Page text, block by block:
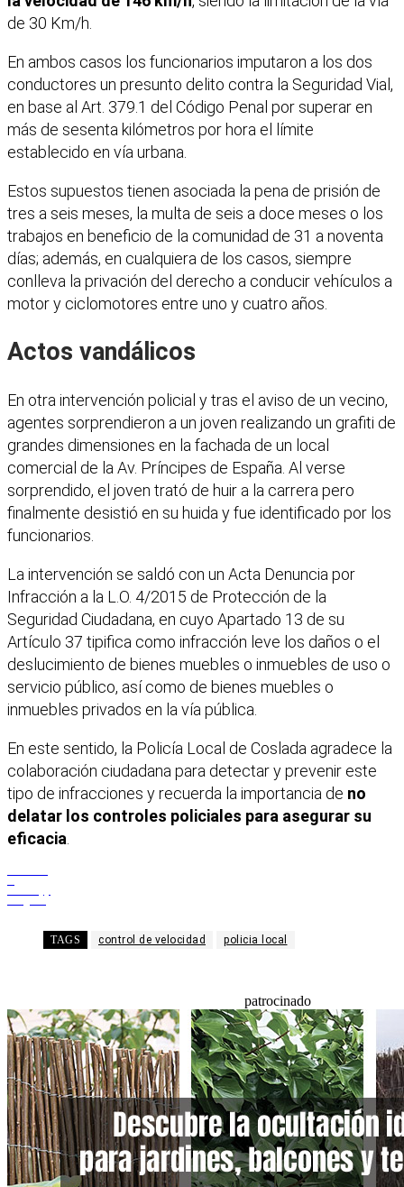
de 30 Km/h.
En ambos casos los funcionarios imputaron a los dos
conductores un presunto delito contra la Seguridad Vial,
en base al Art. 379.1 del Código Penal por superar en
más de sesenta kilómetros por hora el límite
establecido en vía urbana.
Estos supuestos tienen asociada la pena de prisión de
tres a seis meses, la multa de seis a doce meses o los
trabajos en beneficio de la comunidad de 31 a noventa
días; además, en cualquiera de los casos, siempre
conlleva la privación del derecho a conducir vehículos a
motor y ciclomotores entre uno y cuatro años.
Actos vandálicos
En otra intervención policial y tras el aviso de un vecino,
agentes sorprendieron a un joven realizando un grafiti de
grandes dimensiones en la fachada de un local
comercial de la Av. Príncipes de España. Al verse
sorprendido, el joven trató de huir a la carrera pero
finalmente desistió en su huida y fue identificado por los
funcionarios.
La intervención se saldó con un Acta Denuncia por
Infracción a la L.O. 4/2015 de Protección de la
Seguridad Ciudadana, en cuyo Apartado 13 de su
Artículo 37 tipifica como infracción leve los daños o el
deslucimiento de bienes muebles o inmuebles de uso o
servicio público, así como de bienes muebles o
inmuebles privados en la vía pública.
En este sentido, la Policía Local de Coslada agradece la
colaboración ciudadana para detectar y prevenir este
tipo de infracciones y recuerda la importancia de no
delatar los controles policiales para asegurar su
eficacia
TAGS control de velocidad policia local
patrocinado